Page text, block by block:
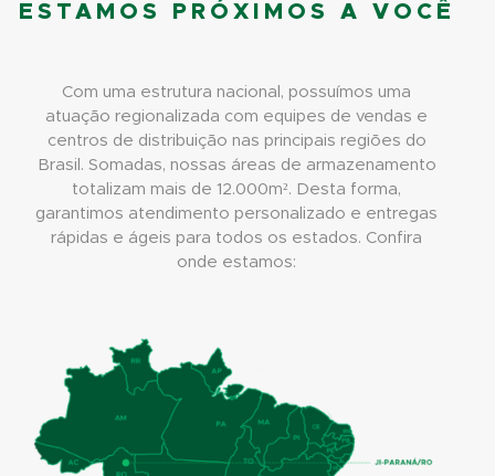
ESTAMOS PRÓXIMOS A VOCÊ
Com uma estrutura nacional, possuímos uma
atuação regionalizada com equipes de vendas e
centros de distribuição nas principais regiões do
Brasil. Somadas, nossas áreas de armazenamento
totalizam mais de 12.000m². Desta forma,
garantimos atendimento personalizado e entregas
rápidas e ágeis para todos os estados. Confira
onde estamos: